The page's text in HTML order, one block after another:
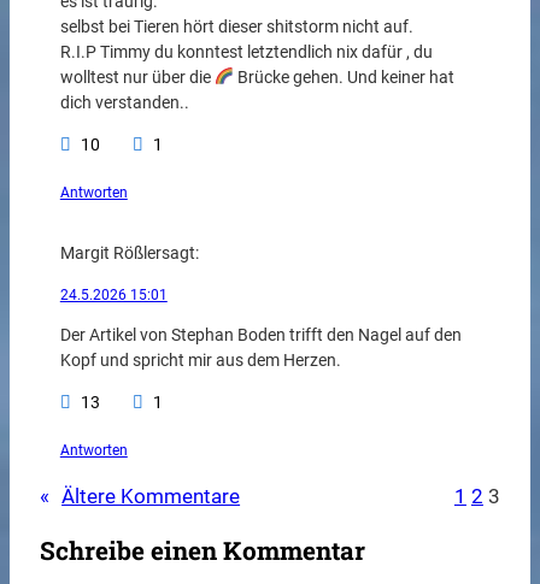
selbst bei Tieren hört dieser shitstorm nicht auf.
R.I.P Timmy du konntest letztendlich nix dafür , du
wolltest nur über die
Brücke gehen. Und keiner hat
dich verstanden..
10 1
Antworten
Margit Rößlersagt:
24.5.2026 15:01
Der Artikel von Stephan Boden trifft den Nagel auf den
Kopf und spricht mir aus dem Herzen.
13 1
Antworten
« Ältere Kommentare 1 2 3
Schreibe einen Kommentar